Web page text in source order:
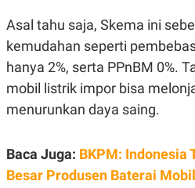
JARINGAN
K
O
N
A
C
A
D
P
R
E
S
L
E
A
Asal tahu saja, Skema ini
kemudahan seperti
hanya 2%, serta PPnBM 0%.
mobil listrik impor bisa
menurunkan daya saing.
Baca Juga: BKPM: Indonesia
Besar Produsen Baterai